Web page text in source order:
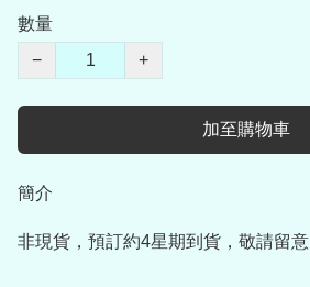
數量
−
+
加至購物車
簡介
非現貨，預訂約4星期到貨，敬請留意